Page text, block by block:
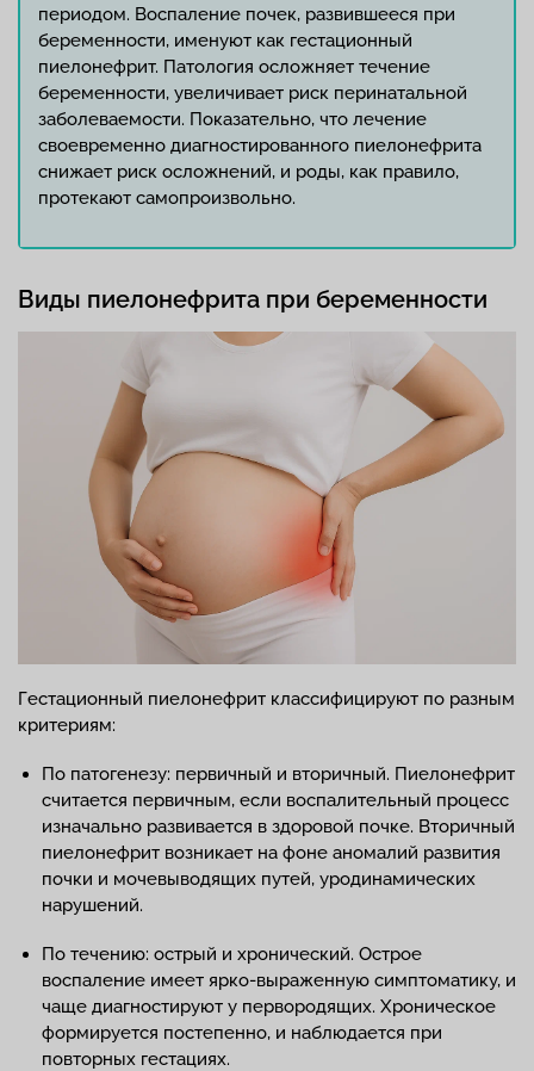
периодом. Воспаление почек, развившееся при
беременности, именуют как гестационный
пиелонефрит. Патология осложняет течение
беременности, увеличивает риск перинатальной
заболеваемости. Показательно, что лечение
своевременно диагностированного пиелонефрита
снижает риск осложнений, и роды, как правило,
протекают самопроизвольно.
Виды пиелонефрита при беременности
Гестационный пиелонефрит классифицируют по разным
критериям:
По патогенезу: первичный и вторичный. Пиелонефрит
считается первичным, если воспалительный процесс
изначально развивается в здоровой почке. Вторичный
пиелонефрит возникает на фоне аномалий развития
почки и мочевыводящих путей, уродинамических
нарушений.
По течению: острый и хронический. Острое
воспаление имеет ярко-выраженную симптоматику, и
чаще диагностируют у первородящих. Хроническое
формируется постепенно, и наблюдается при
повторных гестациях.